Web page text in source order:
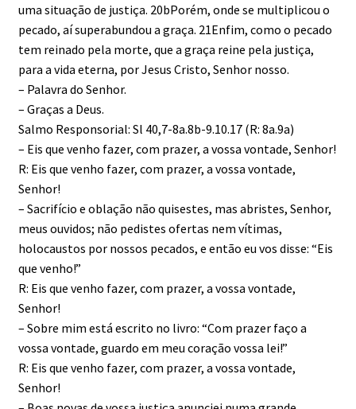
uma situação de justiça. 20bPorém, onde se multiplicou o
pecado, aí superabundou a graça. 21Enfim, como o pecado
tem reinado pela morte, que a graça reine pela justiça,
para a vida eterna, por Jesus Cristo, Senhor nosso.
– Palavra do Senhor.
– Graças a Deus.
Salmo Responsorial: Sl 40,7-8a.8b-9.10.17 (R: 8a.9a)
– Eis que venho fazer, com prazer, a vossa vontade, Senhor!
R: Eis que venho fazer, com prazer, a vossa vontade,
Senhor!
– Sacrifício e oblação não qui­ses­tes, mas abristes, Senhor,
meus ouvidos; não pedistes ofertas nem vítimas,
holocaustos por nossos pecados, e então eu vos disse: “Eis
que venho!”
R: Eis que venho fazer, com prazer, a vossa vontade,
Senhor!
– Sobre mim está escrito no livro: “Com prazer faço a
vossa vontade, guardo em meu coração vossa lei!”
R: Eis que venho fazer, com prazer, a vossa vontade,
Senhor!